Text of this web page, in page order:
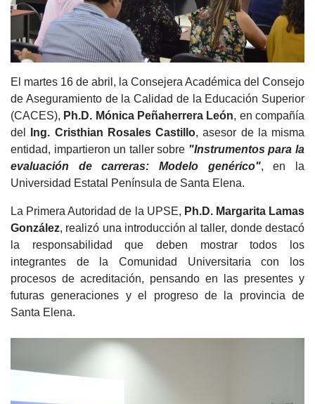
El martes 16 de abril, la Consejera Académica del Consejo
de Aseguramiento de la Calidad de la Educación Superior
(CACES), Ph.D. Mónica Peñaherrera León, en compañía
del
Ing. Cristhian Rosales Castillo, asesor de la misma
entidad, impartieron un taller sobre "Instrumentos para la
evaluación de carreras: Modelo genérico", en la
Universidad Estatal Península de Santa Elena.
La Primera Autoridad de la UPSE, Ph.D. Margarita Lamas
González, realizó una introducción al taller, donde destacó
la responsabilidad que deben mostrar todos los
integrantes de la Comunidad Universitaria con los
procesos de acreditación, pensando en las presentes y
futuras generaciones y el progreso de la provincia de
Santa Elena.